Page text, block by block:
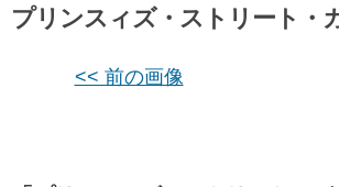
プリンスィズ・ストリート・
<< 前の画像